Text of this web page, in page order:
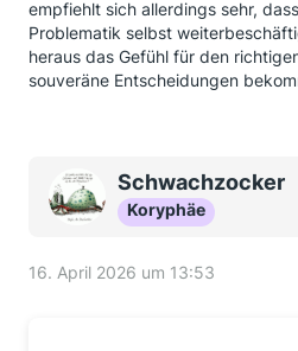
empfiehlt sich allerdings sehr,
Problematik selbst
heraus das Gefühl für den
souveräne Entscheidungen
Schwachzocker
Koryphäe
16. April 2026 um 13:53